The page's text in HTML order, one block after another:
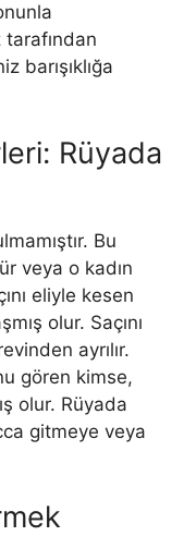
tarafından
barışıklığa
Rüyada
Bu
veya o kadın
eliyle kesen
olur. Saçını
ayrılır.
gören kimse,
olur. Rüyada
gitmeye veya